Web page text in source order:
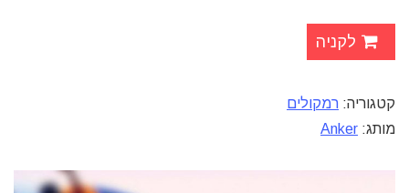
לקניה
קטגוריה: רמקולים
מותג: Anker